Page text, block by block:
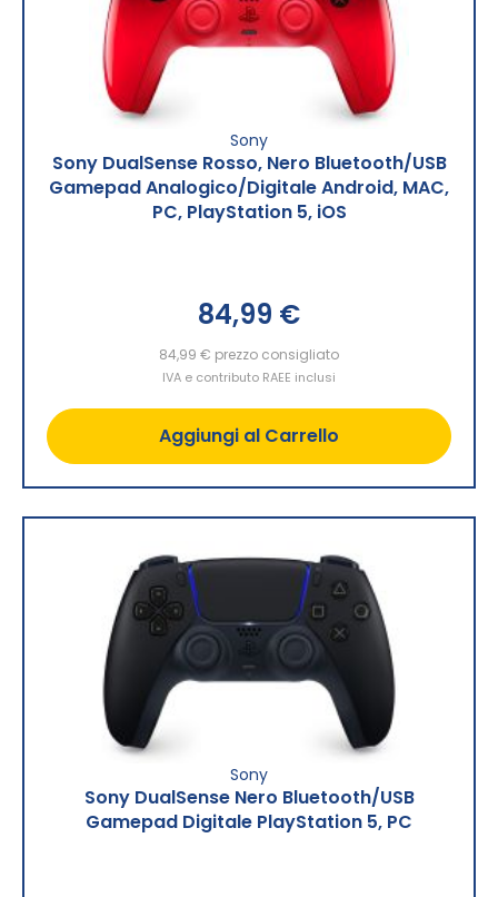
Sony
Sony DualSense Rosso, Nero Bluetooth/USB
Gamepad Analogico/Digitale Android, MAC,
PC, PlayStation 5, iOS
84,99 €
84,99 € prezzo consigliato
IVA e contributo RAEE inclusi
Aggiungi al Carrello
Sony
Sony DualSense Nero Bluetooth/USB
Gamepad Digitale PlayStation 5, PC